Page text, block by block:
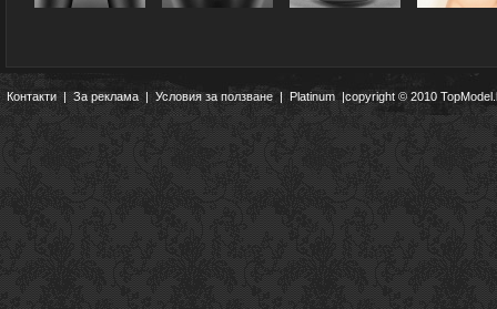
Контакти|За реклама | Условия за ползване | Platinum |copyright © 2010